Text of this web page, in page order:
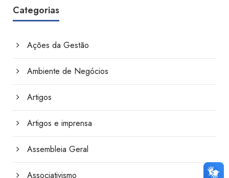
Categorias
Ações da Gestão
Ambiente de Negócios
Artigos
Artigos e imprensa
Assembleia Geral
Associativismo